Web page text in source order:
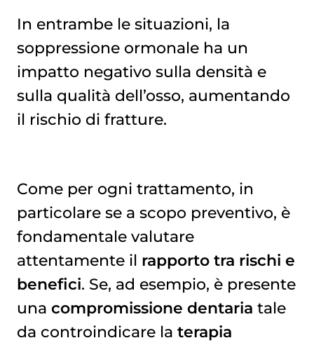
In entrambe le situazioni, la
soppressione ormonale ha un
impatto negativo sulla densità e
sulla qualità dell’osso, aumentando
il rischio di fratture.
Come per ogni trattamento, in
particolare se a scopo preventivo, è
fondamentale valutare
attentamente il rapporto tra rischi e
benefici. Se, ad esempio, è presente
una compromissione dentaria tale
da controindicare la terapia